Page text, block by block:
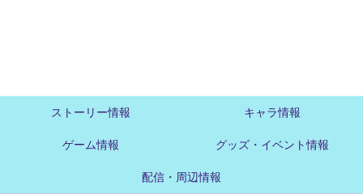
ストーリー情報 キャラ情報
ゲーム情報 グッズ・イベント情報
配信・周辺情報